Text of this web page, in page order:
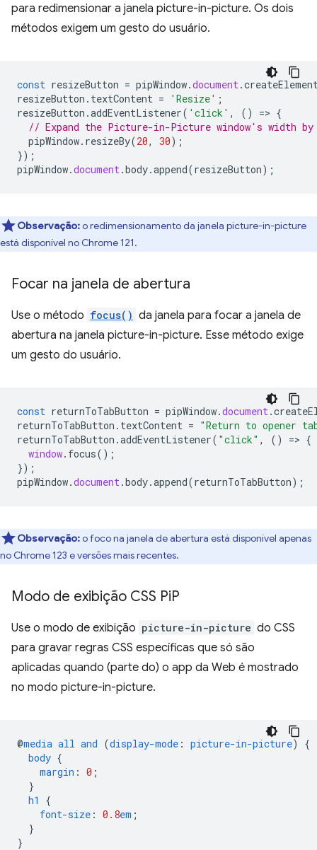
para redimensionar a janela picture-in-picture. Os dois
métodos exigem um gesto do usuário.
const resizeButton = pipWindow.document .
resizeButton . textContent = 'Resize' ;
resizeButton .addEventListener( 'click' , () => {
// Expand the Picture-in-Picture window's width by
pipWindow. resizeBy(20, 30);
});
pipWindow.document .body.append(resizeButton);
Observação:o redimensionamento da janela picture-in-picture
está disponível no Chrome 121.
Focar na janela de abertura
Use o método focus() da janela para focar a janela de
abertura na janela picture-in-picture. Esse método exige
um gesto do usuário.
const returnToTabButton = pipWindow.document .
returnToTabButton . textContent = "Return to opener
returnToTabButton .addEventListener( "click" , () => {
window. focus();
});
pipWindow.document .body.append(returnToTabButton);
Observação:o foco na janela de abertura está disponível apenas
no Chrome 123 e versões mais recentes.
Modo de exibição CSS PiP
Use o modo de exibição picture-in-picture do CSS
para gravar regras CSS específicas que só são
aplicadas quando (parte do) o app da Web é mostrado
no modo picture-in-picture.
@media all and (display-mode : picture-in-picture)
{
body {
margin : 0 ;
}
h1
{
font-size : 0.8em ;
}
}